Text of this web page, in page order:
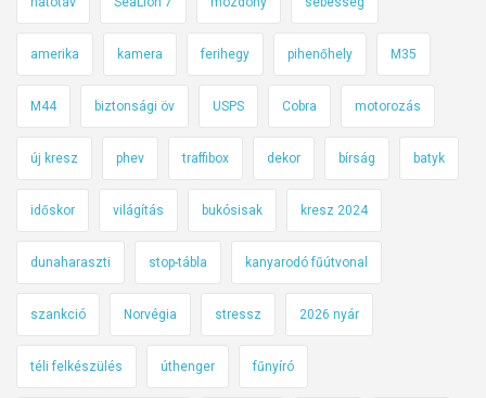
amerika kamera ferihegy pihenőhely M35
M44 biztonsági öv USPS Cobra motorozás
új kresz phev traffibox dekor bírság batyk
időskor világítás bukósisak kresz 2024
dunaharaszti stop-tábla kanyarodó fűútvonal
szankció Norvégia stressz 2026 nyár
téli felkészülés úthenger fűnyíró